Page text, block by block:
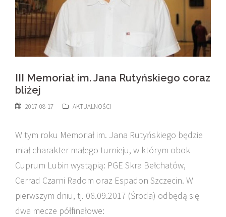
III Memoriał im. Jana Rutyńskiego coraz
bliżej
2017-08-17 AKTUALNOŚCI
W tym roku Memoriał im. Jana Rutyńskiego będzie
miał charakter małego turnieju, w którym obok
Cuprum Lubin wystąpią: PGE Skra Bełchatów,
Cerrad Czarni Radom oraz Espadon Szczecin. W
pierwszym dniu, tj. 06.09.2017 (Środa) odbędą się
dwa mecze półfinałowe: